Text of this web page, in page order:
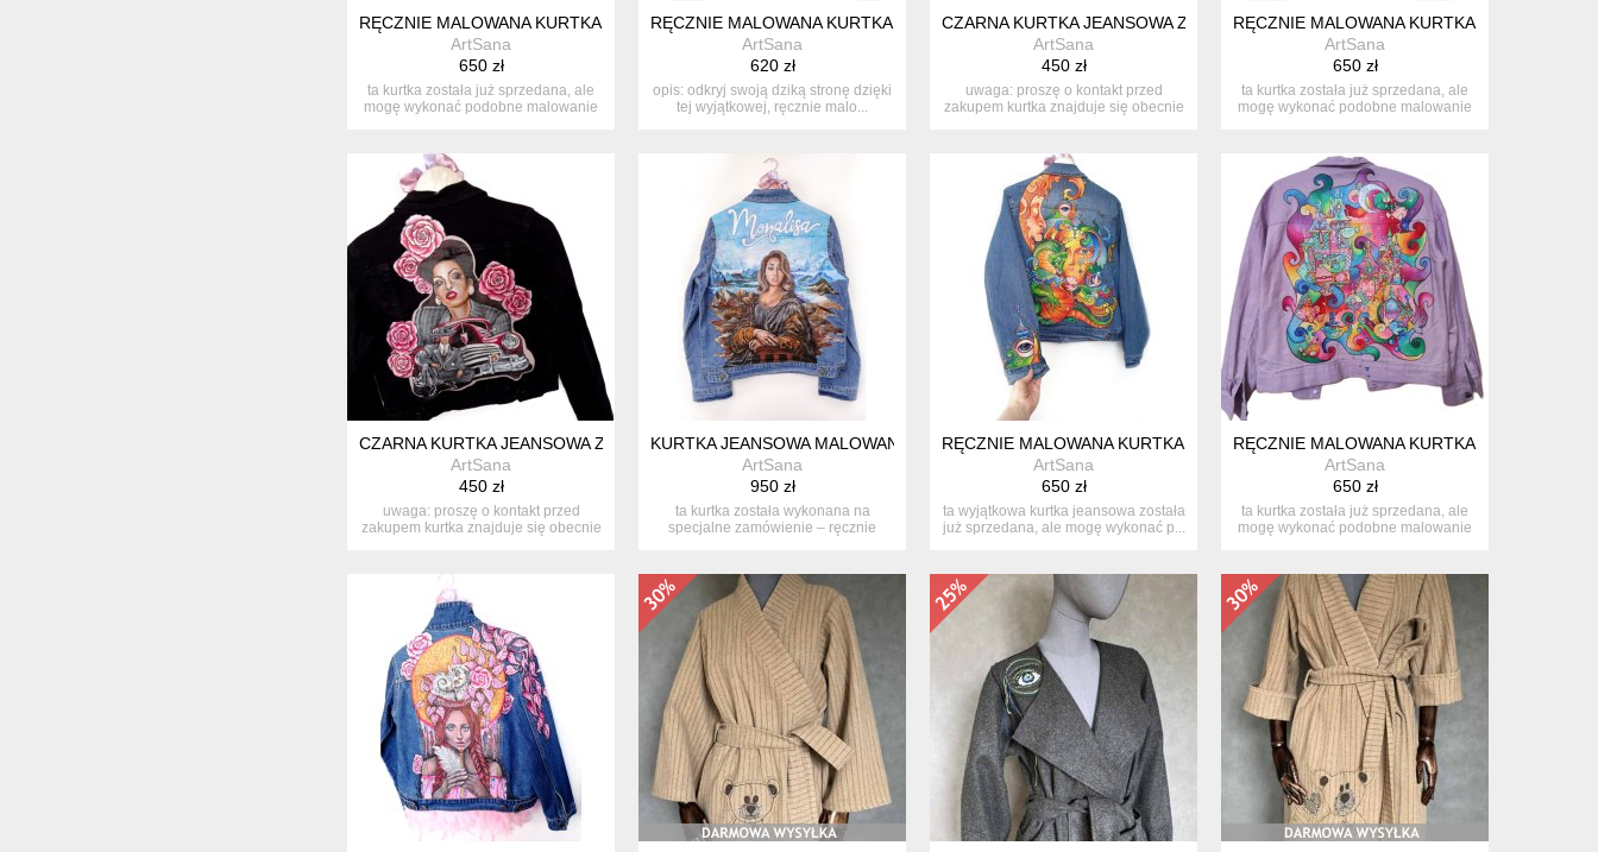
RĘCZNIE MALOWANA KURTKA JEANSOWA Z BAJKOWYM ŚWIATEM I KSIĘŻNICZKĄ – SZTUKA DO NOSZENIA (SPRZEDANA, MOŻLIWOŚĆ ZAMÓWIENIA)
ArtSana
650 zł
ta kurtka została już sprzedana, ale
mogę wykonać podobne malowanie
RĘCZNIE MALOWANA KURTKA JEANSOWA – UNIKATOWA KURTKA ARTYSTYCZNA Z LAMPARTEM I KOBIECYM
ArtSana
620 zł
opis: odkryj swoją dziką stronę dzięki
tej wyjątkowej, ręcznie malo...
CZARNA KURTKA JEANSOWA Z RĘCZNIE MALOWANYM TYGRYSEM I
ArtSana
450 zł
uwaga: proszę o kontakt przed
zakupem kurtka znajduje się obecnie
RĘCZNIE MALOWANA KURTKA JEANSOWA
ArtSana
650 zł
ta kurtka została już sprzedana, ale
mogę wykonać podobne malowanie
CZARNA KURTKA JEANSOWA Z RĘCZNIE MALOWANYM MOTYWEM GANGSTERSKIM – KOBIETA, AUTO I CZERWONE RÓŻE
ArtSana
450 zł
uwaga: proszę o kontakt przed
zakupem kurtka znajduje się obecnie
KURTKA JEANSOWA MALOWANA RĘCZNIE NA ZAMÓWIENIE – PORTRET ZE ZDJĘCIA, UNIKATOWY PROJEKT
ArtSana
950 zł
ta kurtka została wykonana na
specjalne zamówienie – ręcznie
RĘCZNIE MALOWANA KURTKA JEANSOWA Z FANTAZYJNYM SMOKIEM I
ArtSana
650 zł
ta wyjątkowa kurtka jeansowa została
już sprzedana, ale mogę wykonać p...
RĘCZNIE MALOWANA KURTKA JEANSOWA
ArtSana
650 zł
ta kurtka została już sprzedana, ale
mogę wykonać podobne malowanie